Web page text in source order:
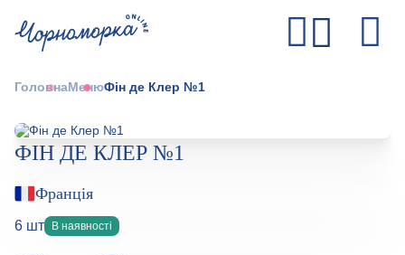
ГоловнаМенюФін де Клер №1
ФІН ДЕ КЛЕР №1
Франція
6 шт В наявності